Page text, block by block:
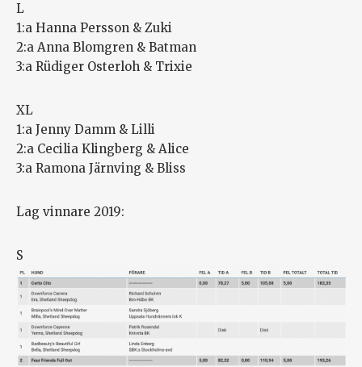
L
1:a Hanna Persson & Zuki
2:a Anna Blomgren & Batman
3:a Rüdiger Osterloh & Trixie
XL
1:a Jenny Damm & Lilli
2:a Cecilia Klingberg & Alice
3:a Ramona Järnving & Bliss
Lag vinnare 2019:
S